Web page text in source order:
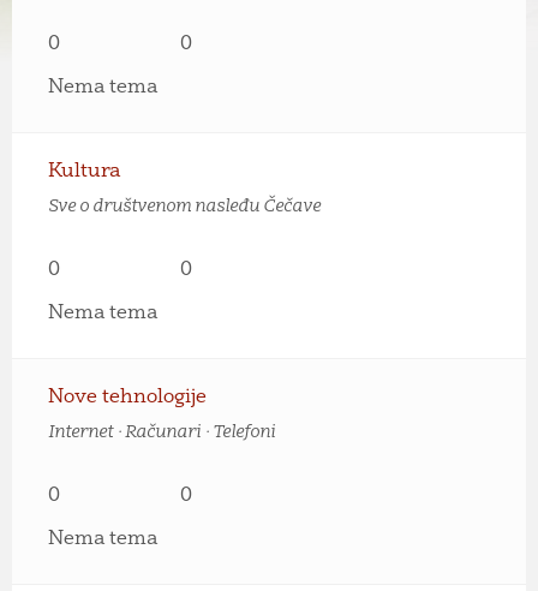
0 0
Nema tema
Kultura
Sve o društvenom nasleđu Čečave
0 0
Nema tema
Nove tehnologije
Internet · Računari · Telefoni
0 0
Nema tema